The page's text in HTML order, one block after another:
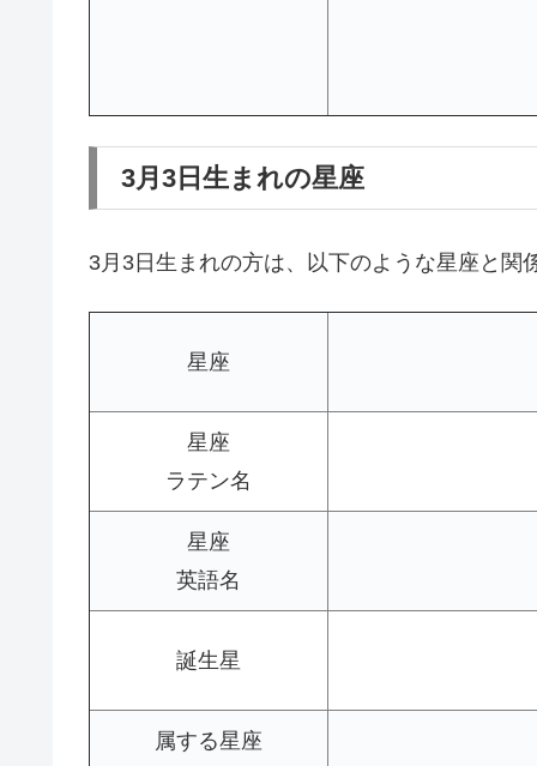
3月3日生まれの星座
3月3日生まれの方は、以下のような星座と関
星座
星座
ラテン名
星座
英語名
誕生星
属する星座